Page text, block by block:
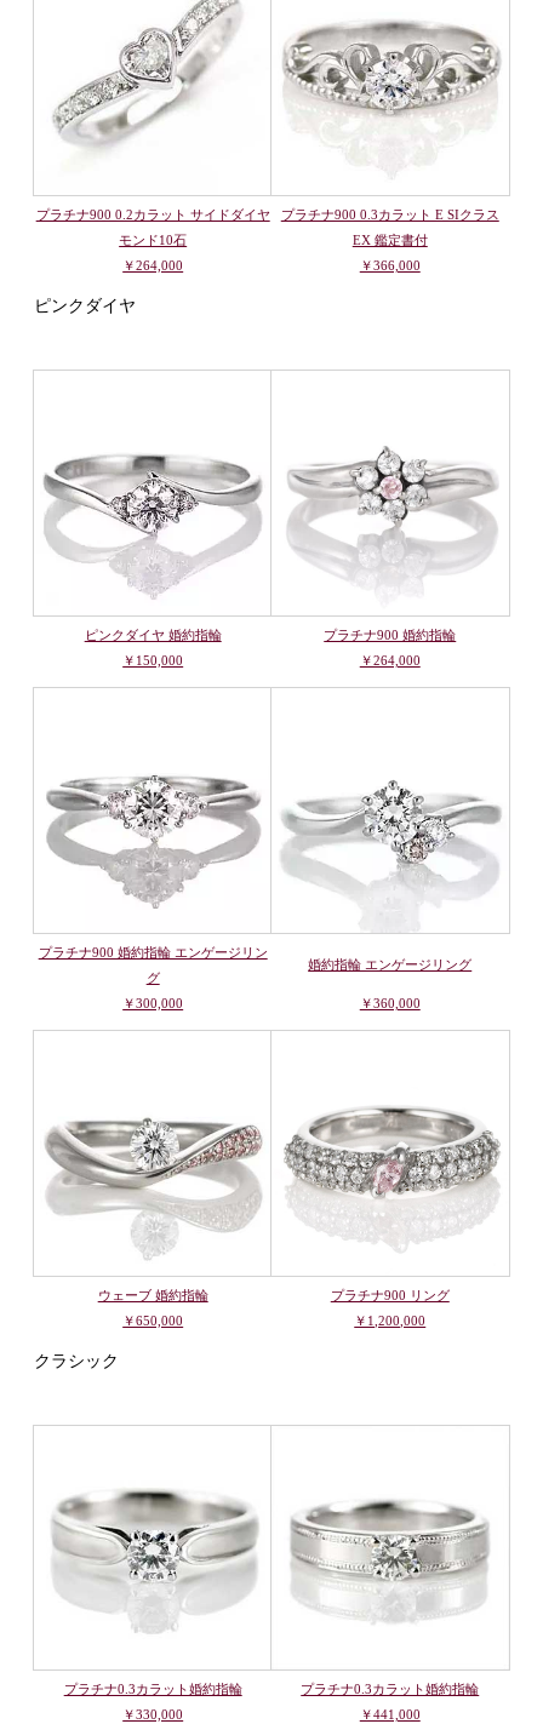
プラチナ900 0.2カラット サイドダイヤ
モンド10石
￥264,000
プラチナ900 0.3カラット E SIクラス
EX 鑑定書付
￥366,000
ピンクダイヤ
ピンクダイヤ 婚約指輪
￥150,000
プラチナ900 婚約指輪
￥264,000
プラチナ900 婚約指輪 エンゲージリン
グ
￥300,000
婚約指輪 エンゲージリング
￥360,000
ウェーブ 婚約指輪
￥650,000
プラチナ900 リング
￥1,200,000
クラシック
プラチナ0.3カラット婚約指輪
￥330,000
プラチナ0.3カラット婚約指輪
￥441,000